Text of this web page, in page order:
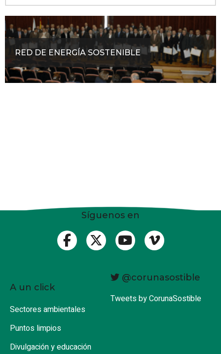
RED DE ENERGÍA SOSTENIBLE
Síguenos en
A un click
Sectores ambientales
Puntos limpios
Divulgación y educación
@corunasostible
Tweets by CorunaSostible